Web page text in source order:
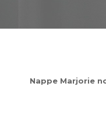
Nappe Marjorie